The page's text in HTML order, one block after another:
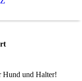
Hund und Halter!